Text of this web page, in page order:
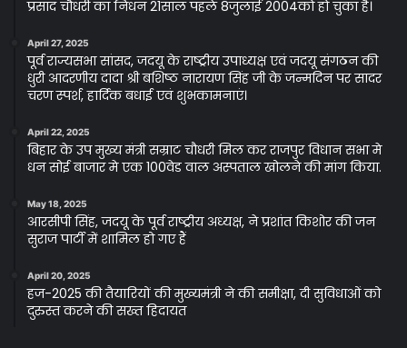
प्रसाद चौधरी का निधन 21साल पहले 8जुलाई 2004को हो चुका है।
April 27, 2025
पूर्व राज्यसभा सांसद, जदयू के राष्ट्रीय उपाध्यक्ष एवं जदयू संगठन की
धुरी आदरणीय दादा श्री बशिष्ठ नारायण सिंह जी के जन्मदिन पर सादर
चरण स्पर्श, हार्दिक बधाई एवं शुभकामनाएं।
April 22, 2025
बिहार के उप मुख्य मंत्री सम्राट चौधरी मिल कर राजपुर विधान सभा मे
धन सोई बाजार मे एक 100वेड वाल अस्पताल खोलने की मांग किया.
May 18, 2025
आरसीपी सिंह, जदयू के पूर्व राष्ट्रीय अध्यक्ष, ने प्रशांत किशोर की जन
सुराज पार्टी में शामिल हो गए हैं
April 20, 2025
हज-2025 की तैयारियों की मुख्यमंत्री ने की समीक्षा, दी सुविधाओं को
दुरुस्त करने की सख्त हिदायत